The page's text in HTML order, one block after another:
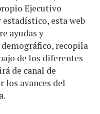
Ejecutivo
esta web
ayudas y
recopila
de los diferentes
de canal de
los avances del